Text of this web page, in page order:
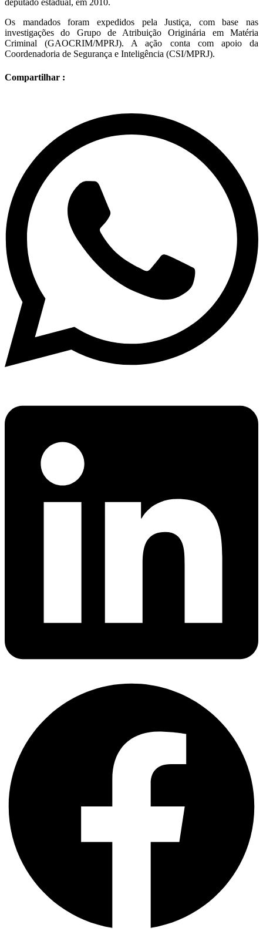
deputado estadual, em 2010.
Os mandados foram expedidos pela Justiça, com base nas
investigações do Grupo de Atribuição Originária em Matéria
Criminal (GAOCRIM/MPRJ). A ação conta com apoio da
Coordenadoria de Segurança e Inteligência (CSI/MPRJ).
Compartilhar :